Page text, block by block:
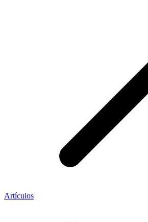
Artículos